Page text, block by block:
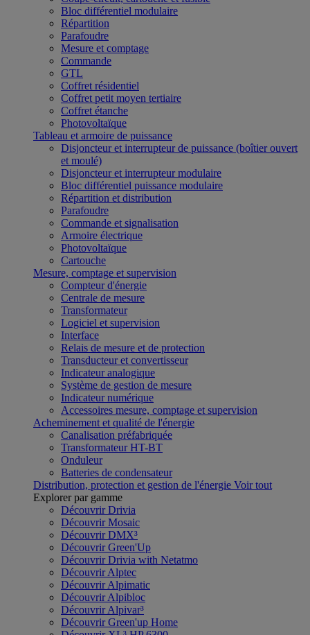
Bloc différentiel modulaire
Répartition
Parafoudre
Mesure et comptage
Commande
GTL
Coffret résidentiel
Coffret petit moyen tertiaire
Coffret étanche
Photovoltaïque
Tableau et armoire de puissance
Disjoncteur et interrupteur de puissance (boîtier ouvert
et moulé)
Disjoncteur et interrupteur modulaire
Bloc différentiel puissance modulaire
Répartition et distribution
Parafoudre
Commande et signalisation
Armoire électrique
Photovoltaïque
Cartouche
Mesure, comptage et supervision
Compteur d'énergie
Centrale de mesure
Transformateur
Logiciel et supervision
Interface
Relais de mesure et de protection
Transducteur et convertisseur
Indicateur analogique
Système de gestion de mesure
Indicateur numérique
Accessoires mesure, comptage et supervision
Acheminement et qualité de l'énergie
Canalisation préfabriquée
Transformateur HT-BT
Onduleur
Batteries de condensateur
Distribution, protection et gestion de l'énergie Voir tout
Explorer par gamme
Découvrir Drivia
Découvrir Mosaic
Découvrir DMX³
Découvrir Green'Up
Découvrir Drivia with Netatmo
Découvrir Alptec
Découvrir Alpimatic
Découvrir Alpibloc
Découvrir Alpivar³
Découvrir Green'up Home